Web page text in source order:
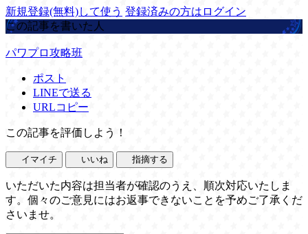
新規登録(無料)して使う 登録済みの方はログイン
この記事を書いた人
パワプロ攻略班
ポスト
LINEで送る
URLコピー
この記事を評価しよう！
イマイチ いいね 指摘する
いただいた内容は担当者が確認のうえ、順次対応いたしま
す。個々のご意見にはお返事できないことを予めご了承くだ
さいませ。